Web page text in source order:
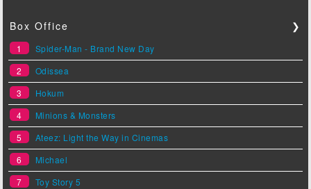
Box Office ❯
1
Spider-Man - Brand New Day
2
Odissea
3
Hokum
4
Minions & Monsters
5
Ateez: Light the Way in Cinemas
6
Michael
7
Toy Story 5